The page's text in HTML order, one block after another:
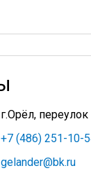
г.Орёл,
+7 (486) 251-10-
gelander@bk.ru